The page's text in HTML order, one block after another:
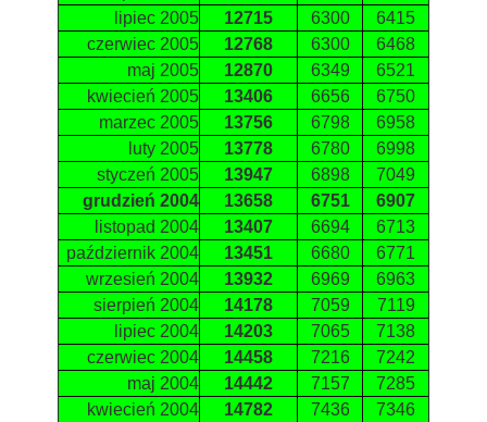
lipiec 2005
12715 6300
6415
czerwiec 2005
12768 6300
6468
maj 2005
12870 6349
6521
kwiecień 2005
13406 6656
6750
marzec 2005
13756 6798
6958
luty 2005
13778 6780
6998
styczeń 2005
13947 6898
7049
grudzień 2004
13658 6751
6907
listopad 2004
13407 6694
6713
październik 2004
13451 6680
6771
wrzesień 2004
13932 6969
6963
sierpień 2004
14178 7059
7119
lipiec 2004
14203 7065
7138
czerwiec 2004
14458 7216
7242
maj 2004
14442 7157
7285
kwiecień 2004
14782 7436
7346